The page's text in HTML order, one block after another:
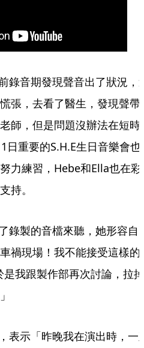
錄音期發現聲音出了狀況，
張，去看了醫生，發現聲帶
師，但是問題沒辦法在短時
日重要的S.H.E生日音樂會也
力練習，Hebe和Ella也在彩
持。
錄製的音檔來聽，她形容自
禍現場！我不能接受這樣的
是我跟製作部再次討論，拉掉
表示「昨晚我在演出時，一